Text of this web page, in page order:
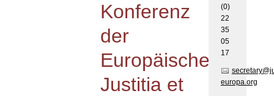
Konferenz
der
Europäischen
Justitia et
(0)
22
35
05
17
europa.org